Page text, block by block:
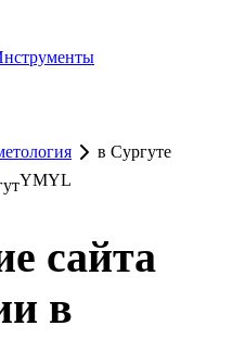
в Сургуте
YMYL
сайта
в